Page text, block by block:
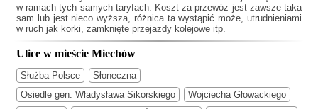
w ramach tych samych taryfach. Koszt za przewóz jest zawsze taka
sam lub jest nieco wyższa, różnica ta wystąpić może, utrudnieniami
w ruch jak korki, zamknięte przejazdy kolejowe itp.
Ulice w mieście Miechów
Służba Polsce
Słoneczna
Osiedle gen. Władysława Sikorskiego
Wojciecha Głowackiego